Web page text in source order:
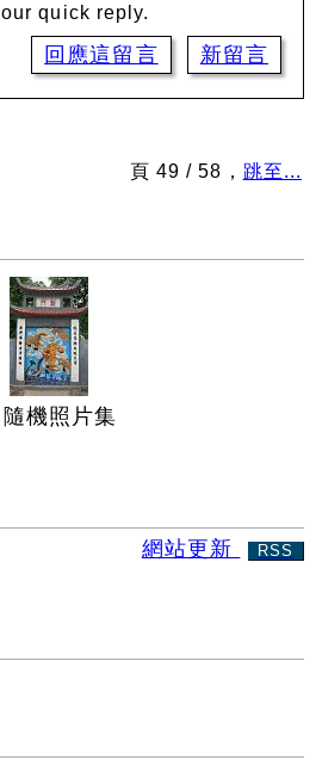
quick reply.
回應這留言 新留言
頁 49 / 58， 跳至...
機照片集
網站更新 RSS